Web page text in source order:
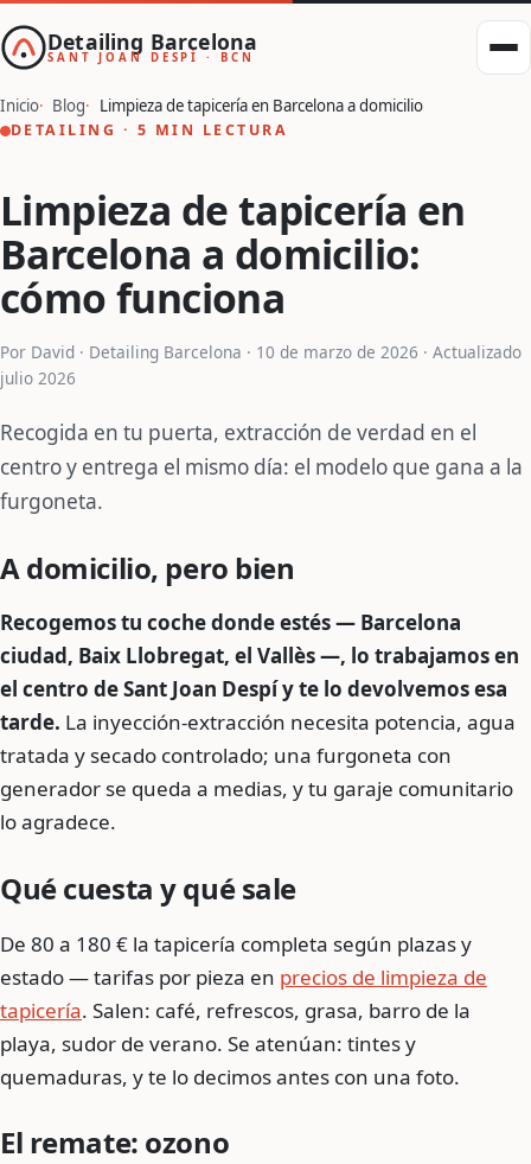
Detailing Barcelona
SANT JOAN DESPÍ · BCN
Inicio Blog Limpieza de tapicería en Barcelona a domicilio
DETAILING · 5 MIN LECTURA
Limpieza de tapicería en
Barcelona a domicilio:
cómo funciona
Por David · Detailing Barcelona · 10 de marzo de 2026 · Actualizado
julio 2026
Recogida en tu puerta, extracción de verdad en el
centro y entrega el mismo día: el modelo que gana a la
furgoneta.
A domicilio, pero bien
Recogemos tu coche donde estés — Barcelona
ciudad, Baix Llobregat, el Vallès —, lo trabajamos en
el centro de Sant Joan Despí y te lo devolvemos esa
tarde. La inyección-extracción necesita potencia, agua
tratada y secado controlado; una furgoneta con
generador se queda a medias, y tu garaje comunitario
lo agradece.
Qué cuesta y qué sale
De 80 a 180 € la tapicería completa según plazas y
estado — tarifas por pieza en precios de limpieza de
tapicería. Salen: café, refrescos, grasa, barro de la
playa, sudor de verano. Se atenúan: tintes y
quemaduras, y te lo decimos antes con una foto.
El remate: ozono